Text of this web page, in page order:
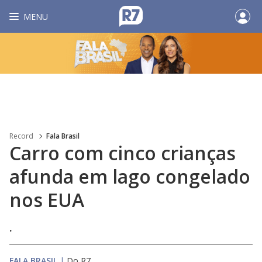
MENU
Record Fala Brasil
Carro com cinco crianças
afunda em lago congelado
nos EUA
.